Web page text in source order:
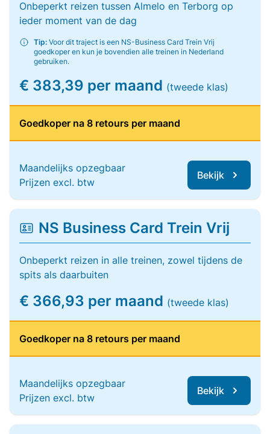
Onbeperkt reizen tussen Almelo en Terborg op
ieder moment van de dag
Tip: Voor dit traject is een NS-Business Card Trein Vrij
goedkoper en kun je bovendien alle treinen in Nederland
gebruiken.
€ 383,39 per maand (tweede klas)
Goedkoper na 8 retours per maand
Maandelijks opzegbaar
Prijzen excl. btw
Bekijk
NS Business Card Trein Vrij
Onbeperkt reizen in alle treinen, zowel tijdens de
spits als daarbuiten
€ 366,93 per maand (tweede klas)
Goedkoper na 8 retours per maand
Maandelijks opzegbaar
Prijzen excl. btw
Bekijk